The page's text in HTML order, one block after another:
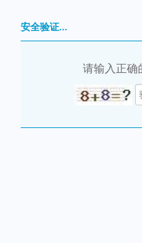
安全验证...
请输入正确